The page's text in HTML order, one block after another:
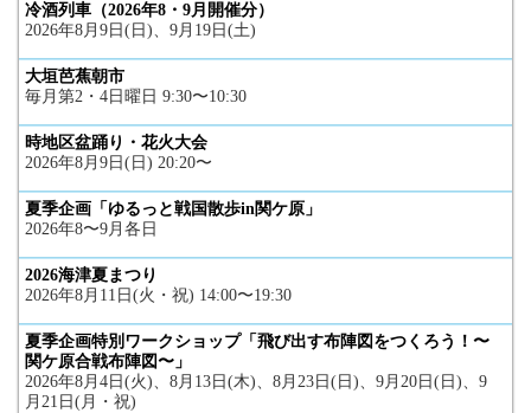
冷酒列車（2026年8・9月開催分）
2026年8月9日(日)、9月19日(土)
大垣芭蕉朝市
毎月第2・4日曜日 9:30〜10:30
時地区盆踊り・花火大会
2026年8月9日(日) 20:20〜
夏季企画「ゆるっと戦国散歩in関ケ原」
2026年8〜9月各日
2026海津夏まつり
2026年8月11日(火・祝) 14:00〜19:30
夏季企画特別ワークショップ「飛び出す布陣図をつくろう！〜
関ケ原合戦布陣図〜」
2026年8月4日(火)、8月13日(木)、8月23日(日)、9月20日(日)、9
月21日(月・祝)